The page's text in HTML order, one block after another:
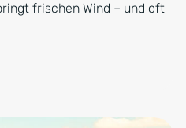
frischen Wind – und oft